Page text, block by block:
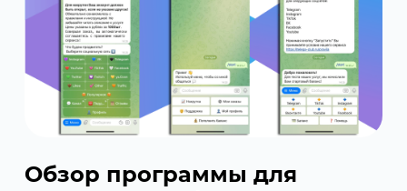
Обзор программы для